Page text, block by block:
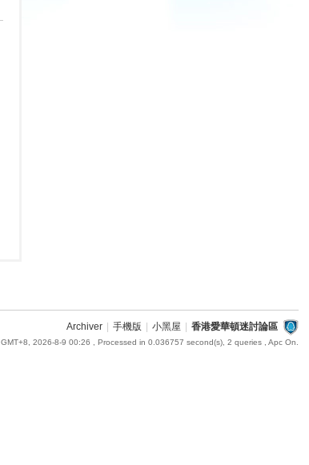
Archiver 手機版 小黑屋 香港愛華頓迷討論區
GMT+8, 2026-8-9 00:26 , Processed in 0.036757 second(s), 2 queries , Apc On.